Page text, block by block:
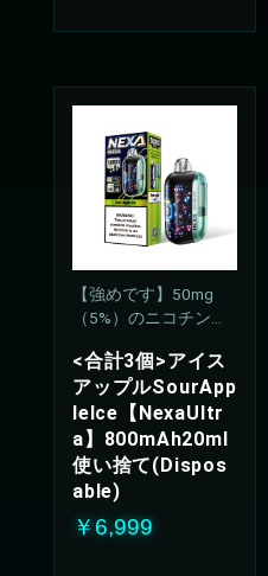
【強めです】50mg
（5%）のニコチン濃
<合計3個>アイス
アップルSourApp
leIce【NexaUltr
a】800mAh20ml
使い捨て(Dispos
able)
￥6,999